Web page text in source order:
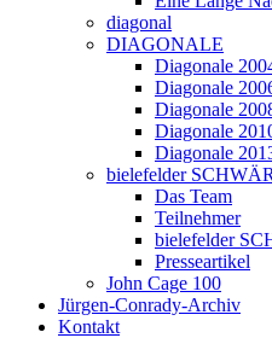
diagonal
DIAGONALE
Diagonale
Diagonale
Diagonale
Diagonale
Diagonale
bielefelder
Das Team
Teilnehmer
bielefelder
Presseartikel
John Cage 100
Jürgen-Conrady-Archiv
Kontakt